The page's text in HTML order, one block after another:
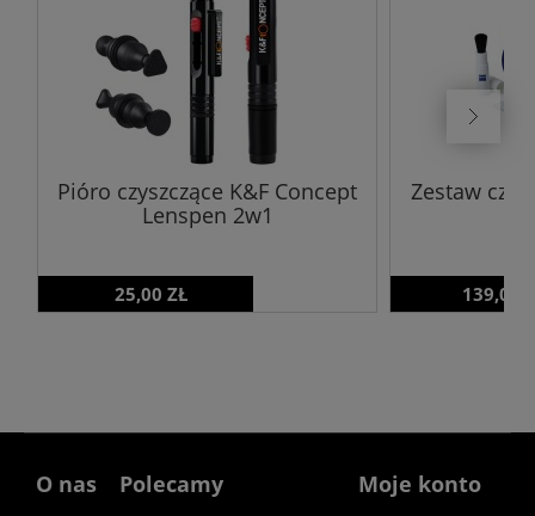
Pióro czyszczące K&F Concept
Lenspen 2w1
25,00 ZŁ
Zestaw
139,00
O nas Polecamy Moje konto